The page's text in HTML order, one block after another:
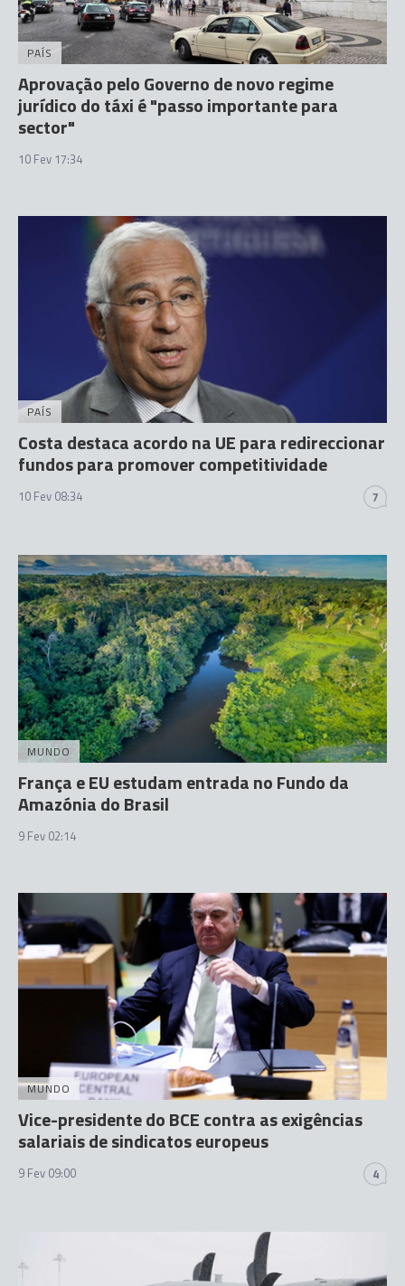
PAÍS
Aprovação pelo Governo de novo regime
jurídico do táxi é "passo importante para
sector"
10 Fev 17:34
PAÍS
Costa destaca acordo na UE para redireccionar
fundos para promover competitividade
10 Fev 08:34 7
MUNDO
França e EU estudam entrada no Fundo da
Amazónia do Brasil
9 Fev 02:14
MUNDO
Vice-presidente do BCE contra as exigências
salariais de sindicatos europeus
9 Fev 09:00 4